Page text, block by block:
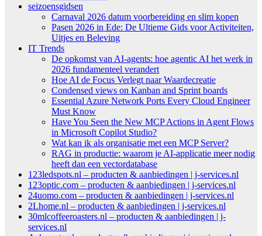
seizoensgidsen
Carnaval 2026 datum voorbereiding en slim kopen
Pasen 2026 in Ede: De Ultieme Gids voor Activiteiten,
Uitjes en Beleving
IT Trends
De opkomst van AI-agents: hoe agentic AI het werk in
2026 fundamenteel verandert
Hoe AI de Focus Verlegt naar Waardecreatie
Condensed views on Kanban and Sprint boards
Essential Azure Network Ports Every Cloud Engineer
Must Know
Have You Seen the New MCP Actions in Agent Flows
in Microsoft Copilot Studio?
Wat kan ik als organisatie met een MCP Server?
RAG in productie: waarom je AI-applicatie meer nodig
heeft dan een vectordatabase
123ledspots.nl – producten & aanbiedingen | j-services.nl
123optic.com – producten & aanbiedingen | j-services.nl
24uomo.com – producten & aanbiedingen | j-services.nl
2Lhome.nl – producten & aanbiedingen | j-services.nl
30mlcoffeeroasters.nl – producten & aanbiedingen | j-
services.nl